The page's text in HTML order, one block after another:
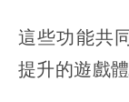
這些功能共
提升的遊戲